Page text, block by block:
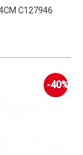
C127946
-40%